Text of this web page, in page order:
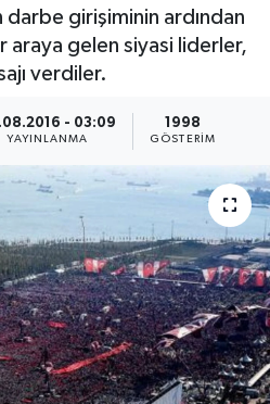
darbe girişiminin ardından
araya gelen siyasi liderler,
verdiler.
- 03:09
YAYINLANMA
1998
GÖSTERIM
ve Fikstür